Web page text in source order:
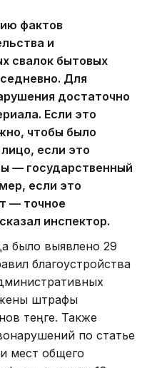
фактов
и
свалок бытовых
Для
достаточно
Если это
чтобы было
если это
— государственный
если это
— точное
инспектор.
было выявлено 29
благоустройства
штрафы
теңге. Также
по статье
мест общего